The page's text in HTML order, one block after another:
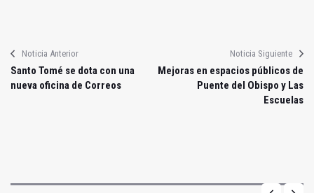
Noticia Anterior
Santo Tomé se dota con una
nueva oficina de Correos
Noticia Siguiente
Mejoras en espacios públicos de
Puente del Obispo y Las
Escuelas